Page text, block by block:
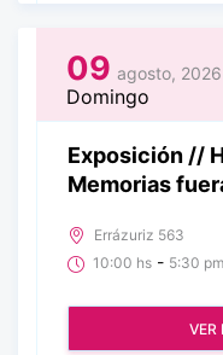
09 agosto, 2026
Domingo
Exposición //
Memorias
Errázuriz 563
10:00 hs - 5:30 pm
VER